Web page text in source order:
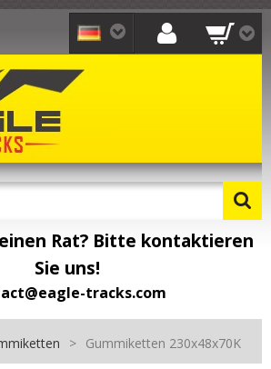
Rat? Bitte kontaktieren
Sie uns!
tracks.com
> Gummiketten 230x48x70K